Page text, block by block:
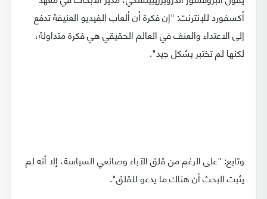
أكسفورد للإنترنت: "إن فكرة أن ألعاب الفيديو العنيفة تدفع
إلى الاعتداء والعنف في العالم الحقيقي هي فكرة متداولة،
لكنها لم تختبر بشكل جيد".
وتابع: "على الرغم من قلق الآباء وصانعي السياسة، إلا أنه لم
يثبت البحث أن هناك ما يدعو للقلق".